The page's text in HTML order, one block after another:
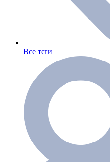
Все теги